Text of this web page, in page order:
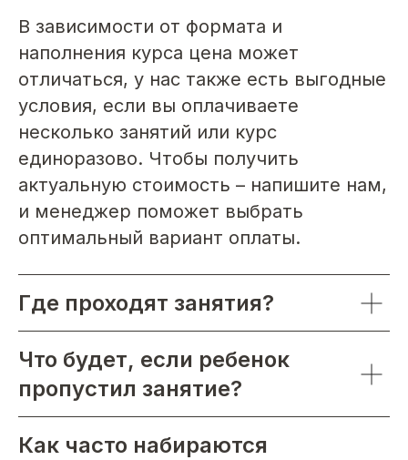
В зависимости от формата и
наполнения курса цена может
отличаться, у нас также есть выгодные
условия, если вы оплачиваете
несколько занятий или курс
единоразово. Чтобы получить
актуальную стоимость – напишите нам,
и менеджер поможет выбрать
оптимальный вариант оплаты.
Где проходят занятия?
Что будет, если ребенок
пропустил занятие?
Как часто набираются